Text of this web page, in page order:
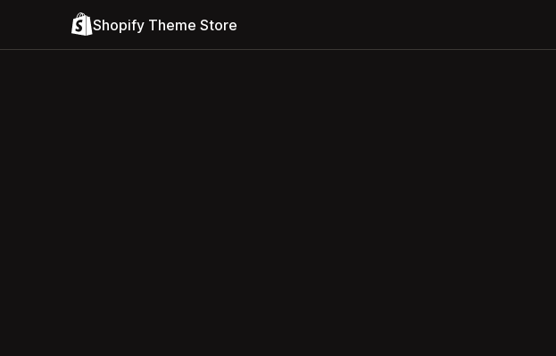
Shopify Theme Store